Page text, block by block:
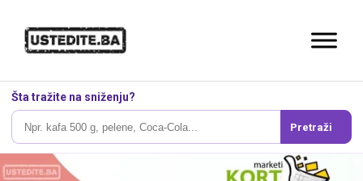
Šta tražite na sniženju?
Pretraži